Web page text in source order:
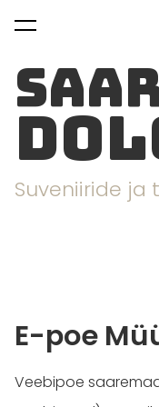
lisati ostukorvi.
Suveniiride
E-poe
Veebipoe